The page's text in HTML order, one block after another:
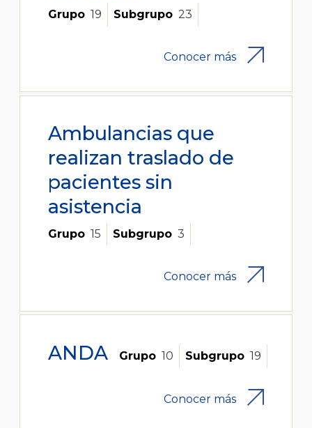
Grupo 19 Subgrupo 23
Conocer más
Ambulancias que
realizan traslado de
pacientes sin
asistencia
Grupo 15 Subgrupo 3
Conocer más
ANDA Grupo 10 Subgrupo 19
Conocer más